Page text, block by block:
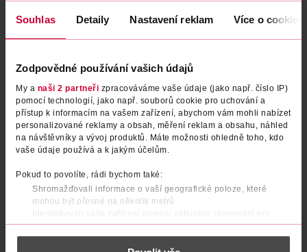
Souhlas Detaily Nastavení reklam Více o cookies
Zodpovědné používání vašich údajů
My a naši 2 partneři zpracováváme vaše údaje (jako např. číslo IP)
pomocí technologií, jako např. souborů cookie pro uchování a
přístup k informacím na vašem zařízení, abychom vám mohli nabízet
personalizované reklamy a obsah, měření reklam a obsahu, náhled
na návštěvníky a vývoj produktů. Máte možnosti ohledně toho, kdo
vaše údaje používá a k jakým účelům.
Pokud to povolíte, rádi bychom také:
Shromažďovali informace o vaší geografické poloze, které
mohou být přesné na několik metrů
Identifikovali vaše zařízení pomocí aktivního skenování pro
konkrétní charakteristiky (otisk prstu)
Zjistěte více o tom, jak zpracováváme vaše osobní údaje, a nastavte
Těhotenský test Mamatest
Comfort
GS 1 ks
DO KOŠÍKU
Obj. č.: 1238860
Těhotenský test Tyčinka
DO KOŠÍKU